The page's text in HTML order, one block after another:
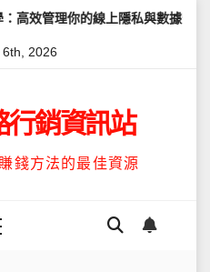
隱私與數據安全 怎麼讓
2026
行銷資訊站
錢方法的最佳資源